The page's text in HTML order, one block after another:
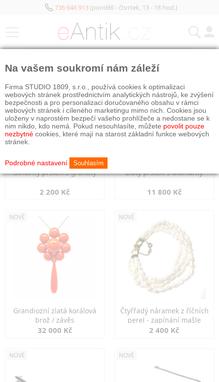
736 646 913(pondělí - čtvrtek, 13 - 18 hod.)
Stříbrný prsten s granáty
2 200 Kč
Zlatý prsten s diamanty
11 800 Kč
NOVÉ
Grandiozní zlatá korálová
brož / závěs
32 000 Kč
NOVÉ
Čtyřřadý náramek z říčních
perel - zapínání mašle
2 400 Kč
NOVÉ NOVÉ
Na vašem soukromí nám záleží
Firma STUDIO 1809, s.r.o., používá cookies k optimalizaci
webových stránek prostřednictvím analytických nástrojů, ke zvýšení
bezpečnosti a pro personalizaci doručovaného obsahu v rámci
webových stránek i cíleného marketingu mimo nich. Cookies jsou
uloženy v naprostém bezpečí vašeho prohlížeče a nedostane se k
nim nikdo, kdo nemá. Pokud nesouhlasíte, můžete povolit pouze
nezbytné cookies, které mají na starost základní funkce webových
stránek.
Podrobné nastavení Souhlasím